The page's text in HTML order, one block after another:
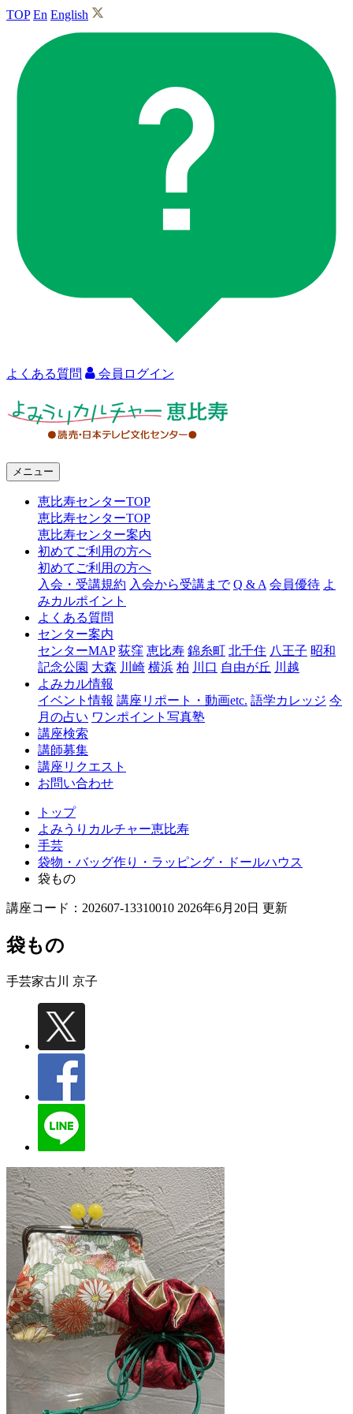
TOP En English
よくある質問 会員ログイン
ャ
比
メニュー
恵比寿センターTOP
恵比寿センターTOP
恵比寿センター案内
初めてご利用の方へ
初めてご利用の方へ
入会・受講規約 入会から受講まで Q & A 会員優待 よ
みカルポイント
よくある質問
センター案内
センターMAP 荻窪 恵比寿 錦糸町 北千住 八王子 昭和
記念公園 大森 川崎 横浜 柏 川口 自由が丘 川越
よみカル情報
イベント情報 講座リポート・動画etc. 語学カレッジ 今
月の占い ワンポイント写真塾
講座検索
講師募集
講座リクエスト
お問い合わせ
トップ
よみうりカルチャー恵比寿
手芸
袋物・バッグ作り・ラッピング・ドールハウス
袋もの
講座コード：202607-13310010 2026年6月20日 更新
袋もの
手芸家古川 京子